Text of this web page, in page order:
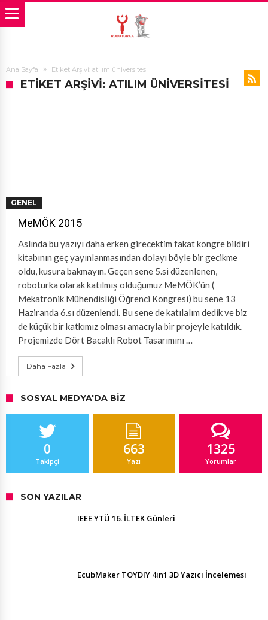
Ana Sayfa Etiket Arşivi: atılım üniversitesi
ETIKET ARŞIVI: ATILIM ÜNIVERSITESI
GENEL
MeMÖK 2015
Aslında bu yazıyı daha erken girecektim fakat kongre bildiri
kitabının geç yayınlanmasından dolayı böyle bir gecikme
oldu, kusura bakmayın. Geçen sene 5.si düzenlenen,
roboturka olarak katılmış olduğumuz MeMÖK’ün (
Mekatronik Mühendisliği Öğrenci Kongresi) bu sene 13
Haziranda 6.sı düzenlendi. Bu sene de katılalım dedik ve biz
de küçük bir katkımız olması amacıyla bir projeyle katıldık.
Projemizde Dört Bacaklı Robot Tasarımını …
Daha Fazla
SOSYAL MEDYA'DA BIZ
0
Takipçi
663
Yazı
1325
Yorumlar
SON YAZILAR
IEEE YTÜ 16. İLTEK Günleri
EcubMaker TOYDIY 4in1 3D Yazıcı İncelemesi